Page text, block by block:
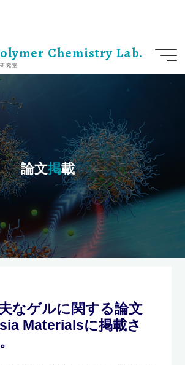
Chemistry Lab.
究室
論文掲載
なゲルに関する論文
Materialsに掲載さ